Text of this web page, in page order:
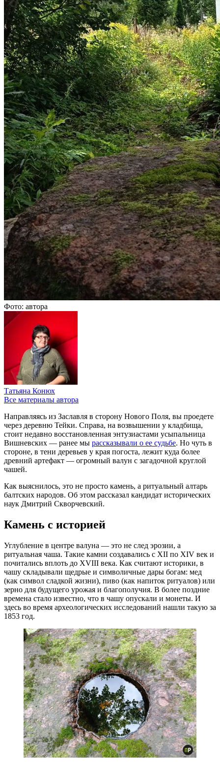
Фото: автора
Татьяна Конюх
Все материалы автора
Направляясь из Заславля в сторону Нового Поля, вы проедете
через деревню Тейки. Справа, на возвышении у кладбища,
стоит недавно восстановленная энтузиастами усыпальница
Вишневских — ранее мы рассказывали о ее судьбе. Но чуть в
стороне, в тени деревьев у края погоста, лежит куда более
древний артефакт — огромный валун с загадочной круглой
чашей.
Как выяснилось, это не просто камень, а ритуальный алтарь
балтских народов. Об этом рассказал кандидат исторических
наук Дмитрий Скворчевский.
Камень с историей
Углубление в центре валуна — это не след эрозии, а
ритуальная чаша. Такие камни создавались с XII по XIV век и
почитались вплоть до XVIII века. Как считают историки, в
чашу складывали щедрые и символичные дары богам: мед
(как символ сладкой жизни), пиво (как напиток ритуалов) или
зерно для будущего урожая и благополучия. В более поздние
времена стало известно, что в чашу опускали и монеты. И
здесь во время археологических исследований нашли такую за
1853 год.